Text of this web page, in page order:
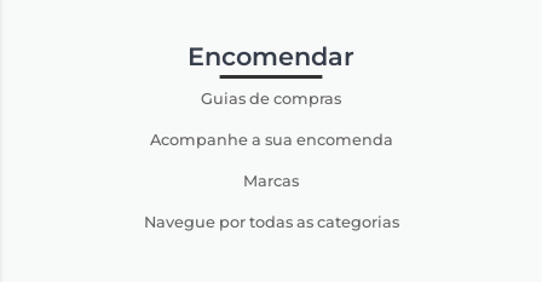
Encomendar
Guias de compras
Acompanhe a sua encomenda
Marcas
Navegue por todas as categorias